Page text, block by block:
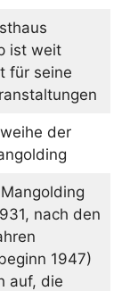
ist weit
für seine
der
nach den
1947)
auf, die